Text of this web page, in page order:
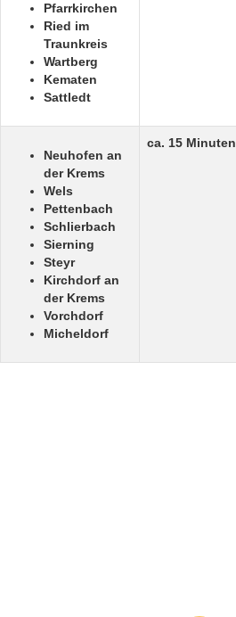
Pfarrkirchen
Ried im
Traunkreis
Wartberg
Kematen
Sattledt
Neuhofen an
der Krems
Wels
Pettenbach
Schlierbach
Sierning
Steyr
Kirchdorf an
der Krems
Vorchdorf
Micheldorf
ca. 15 Minuten